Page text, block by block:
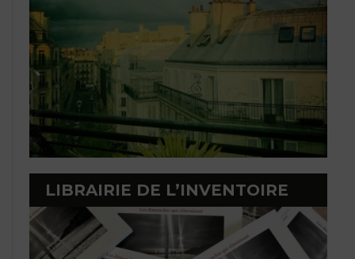
LIBRAIRIE DE L’INVENTOIRE